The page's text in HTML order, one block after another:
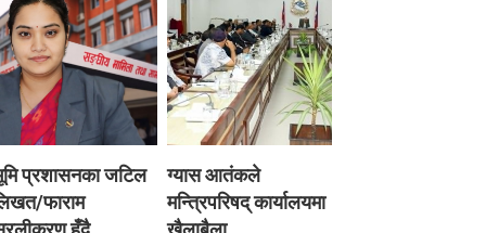
प्रशासनका जटिल
फाराम
ग्यास आतंकले
मन्त्रिपरिषद् कार्यालयमा